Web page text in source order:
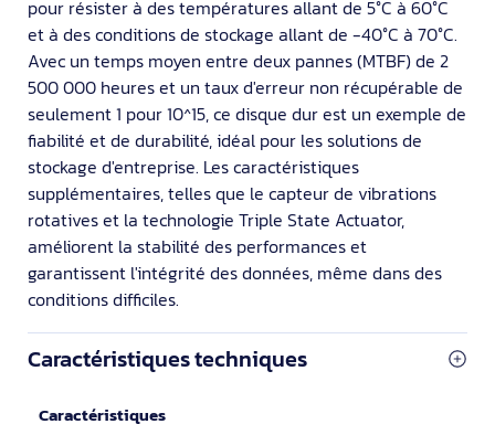
pour résister à des températures allant de 5°C à 60°C
et à des conditions de stockage allant de -40°C à 70°C.
Avec un temps moyen entre deux pannes (MTBF) de 2
500 000 heures et un taux d'erreur non récupérable de
seulement 1 pour 10^15, ce disque dur est un exemple de
fiabilité et de durabilité, idéal pour les solutions de
stockage d'entreprise. Les caractéristiques
supplémentaires, telles que le capteur de vibrations
rotatives et la technologie Triple State Actuator,
améliorent la stabilité des performances et
garantissent l'intégrité des données, même dans des
conditions difficiles.
Caractéristiques techniques
Caractéristiques